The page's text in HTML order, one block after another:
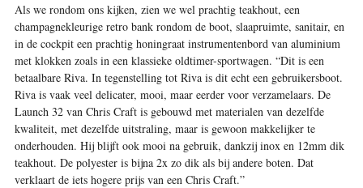
Als we rondom ons kijken, zien we wel prachtig teakhout, een
champagnekleurige retro bank rondom de boot, slaapruimte, sanitair, en
in de cockpit een prachtig honingraat instrumentenbord van aluminium
met klokken zoals in een klassieke oldtimer-sportwagen. “Dit is een
betaalbare Riva. In tegenstelling tot Riva is dit echt een gebruikersboot.
Riva is vaak veel delicater, mooi, maar eerder voor verzamelaars. De
Launch 32 van Chris Craft is gebouwd met materialen van dezelfde
kwaliteit, met dezelfde uitstraling, maar is gewoon makkelijker te
onderhouden. Hij blijft ook mooi na gebruik, dankzij inox en 12mm dik
teakhout. De polyester is bijna 2x zo dik als bij andere boten. Dat
verklaart de iets hogere prijs van een Chris Craft.”